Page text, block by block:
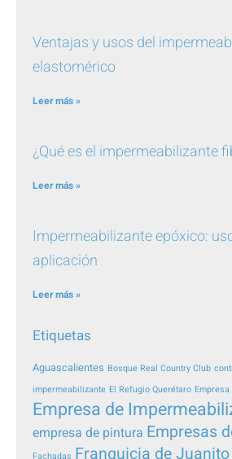
Ventajas y usos del
elastomérico
Leer más »
¿Qué es el impermeabilizante
Leer más »
Impermeabilizante epóxico:
aplicación
Leer más »
Etiquetas
Aguascalientes Bosque Real Country Club
impermeabilizante El Refugio Querétaro
Empresa de
empresa de pintura Empresas
Fachadas Franquicia de